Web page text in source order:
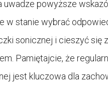
uwadze powyższe
w stanie wybrać
sonicznej i cieszyć się
Pamiętajcie, że
jest kluczowa dla